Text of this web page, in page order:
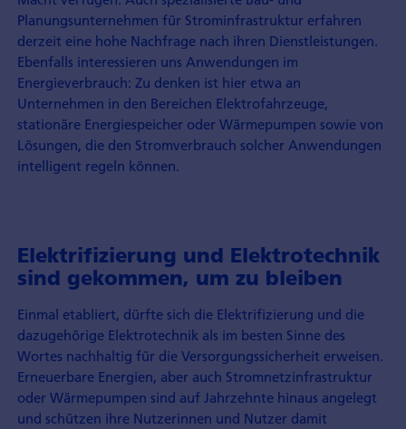
Planungsunternehmen für Strominfrastruktur erfahren
derzeit eine hohe Nachfrage nach ihren Dienstleistungen.
Ebenfalls interessieren uns Anwendungen im
Energieverbrauch: Zu denken ist hier etwa an
Unternehmen in den Bereichen Elektrofahrzeuge,
stationäre Energiespeicher oder Wärmepumpen sowie von
Lösungen, die den Stromverbrauch solcher Anwendungen
intelligent regeln können.
Elektrifizierung und Elektrotechnik
sind gekommen, um zu bleiben
Einmal etabliert, dürfte sich die Elektrifizierung und die
dazugehörige Elektrotechnik als im besten Sinne des
Wortes nachhaltig für die Versorgungssicherheit erweisen.
Erneuerbare Energien, aber auch Stromnetzinfrastruktur
oder Wärmepumpen sind auf Jahrzehnte hinaus angelegt
und schützen ihre Nutzerinnen und Nutzer damit